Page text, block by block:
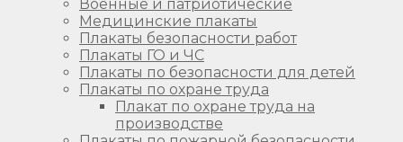
Военные и патриотические
Медицинские плакаты
Плакаты безопасности работ
Плакаты ГО и ЧС
Плакаты по безопасности для детей
Плакаты по охране труда
Плакат по охране труда на
производстве